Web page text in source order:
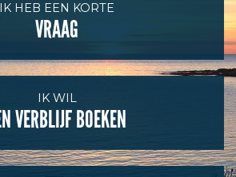
IK HEB EEN KORTE
VRAAG
IK WIL
VERBLIJF BOEKEN